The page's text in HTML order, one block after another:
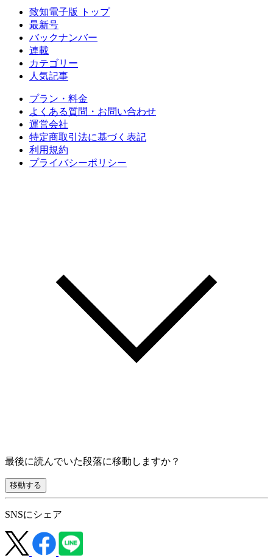
致知電子版 トップ
最新号
バックナンバー
連載
カテゴリー
人気記事
プラン・料金
よくある質問・お問い合わせ
運営会社
特定商取引法に基づく表記
利用規約
プライバシーポリシー
最後に読んでいた段落に移動しますか？
移動する
SNSにシェア